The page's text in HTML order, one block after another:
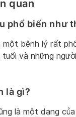
quan
phổ biến như
một bệnh lý rất
tuổi và những
là gì?
là một dạng